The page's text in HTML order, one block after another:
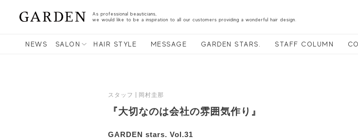
As professional beauticians,
we would like to be a inspiration to all our customers providing a wonderful hair design.
NEWS SALON HAIR STYLE MESSAGE GARDEN STARS. STAFF COLUMN
スタッフ 岡村圭那
『大切なのは会社の雰囲気作り』
GARDEN stars. Vol.31